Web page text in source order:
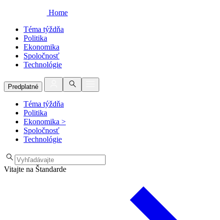
Home
Téma týždňa
Politika
Ekonomika
Spoločnosť
Technológie
Predplatné
Téma týždňa
Politika
Ekonomika >
Spoločnosť
Technológie
Vitajte na Štandarde